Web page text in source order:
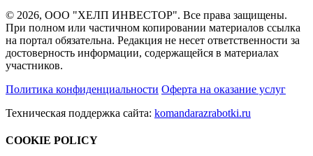
© 2026, ООО "ХЕЛП ИНВЕСТОР". Все права защищены.
При полном или частичном копировании материалов ссылка
на портал обязательна. Редакция не несет ответственности за
достоверность информации, содержащейся в материалах
участников.
Политика конфиденциальности Оферта на оказание услуг
Техническая поддержка сайта: komandarazrabotki.ru
COOKIE POLICY